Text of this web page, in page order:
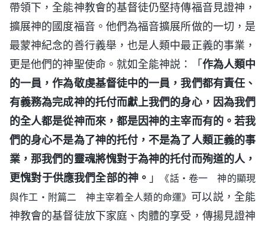
帶領下，全能神教會的基督徒仍堅持傳福音見證神，
擴展神的國度福音。他們為福音擴展所做的一切，是
最蒙神紀念的善行義舉，也是人類中最正義的事業，
更是他們的神聖使命。就如全能神説：「作為人類中
的一員，作為敬虔基督徒中的一員，我們都有責任、
有義務為完成神的托付而獻上我們的身心，因為我們
的全人都是從神而來，都是因神的主宰而有的。若我
們的身心不是為了神的托付，不是為了人類正義的事
業，那我們的靈魂將愧對于為神的托付而殉道的人，
更愧對于供應我們全部的神。 」
《話・卷一 神的顯現
與作工・附篇二 神主宰着全人類的命運》 可以説，全能
神教會的基督徒放下家庭、肉體的享受，傳揚見證神